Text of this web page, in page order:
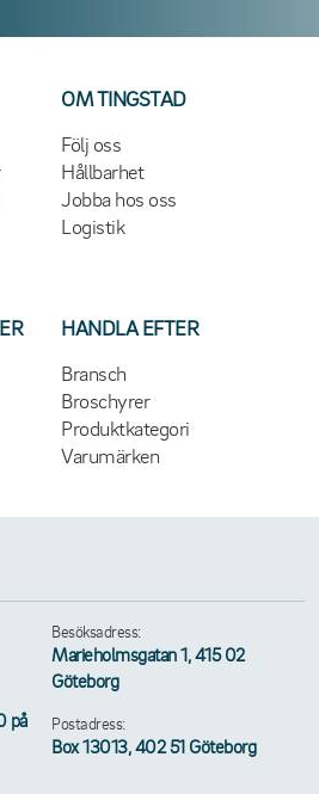
OM TINGSTAD
Följ oss
Hållbarhet
Jobba hos oss
Logistik
HANDLA EFTER
Bransch
Broschyrer
Produktkategori
Varumärken
på
Besöksadress:
Marieholmsgatan 1, 415 02
Göteborg
Postadress:
Box 13013, 402 51 Göteborg